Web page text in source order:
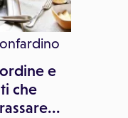
e
che